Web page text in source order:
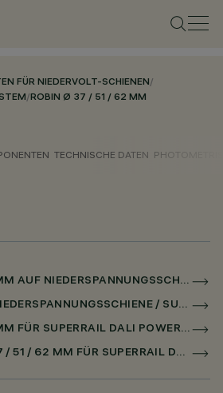
FÜR NIEDERVOLT-SCHIENEN/
/ROBIN Ø 37 / 51 / 62 MM
TECHNISCHE DATEN
ROBIN Ø 37 / 51 / 62 MM AUF NIEDERSPANNUNGSSCHIENE DALI POWERLINE
ROBIN Ø62MM FÜR NIEDERSPANNUNGSSCHIENE / SUPERRAIL
ROBIN Ø 37 / 51 / 62 MM FÜR SUPERRAIL DALI POWERLINE
ROBIN UP-LIGHT Ø 37 / 51 / 62 MM FÜR SUPERRAIL DALI POWERLINE